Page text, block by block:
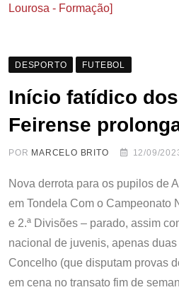
Lourosa - Formação]
DESPORTO FUTEBOL
Início fatídico
Feirense
POR MARCELO BRITO 12/09/
Nova derrota para os pupilos de
em Tondela Com o Campeonato
e 2.ª Divisões – parado, assim
nacional de juvenis, apenas
Concelho (que disputam provas
em cena no transato fim de